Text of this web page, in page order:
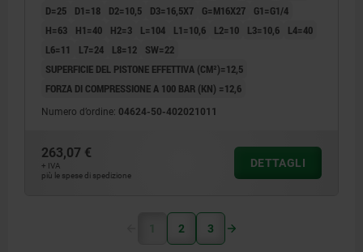
D=25
D1=18 D2=10,5 D3=16,5X7 G=M16X27
G1=G1/4
H=63
H1=40 H2=3 L=104 L1=10,6 L2=10 L3=10,6
L4=40
L6=11
L7=24 L8=12
SW=22
SUPERFICIE DEL PISTONE EFFETTIVA (CM²)=12,5
FORZA DI COMPRESSIONE A 100 BAR (KN) =12,6
Numero d’ordine: 04624-50-402021011
263,07 €
+ IVA
più le spese di spedizione
DETTAGLI
1 2 3